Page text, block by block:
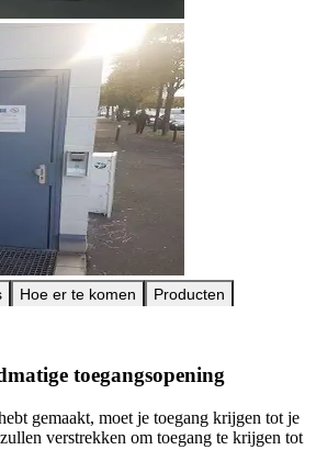
Hoe er te komen Producten
toegangsopening
gemaakt, moet je toegang krijgen tot je
verstrekken om toegang te krijgen tot